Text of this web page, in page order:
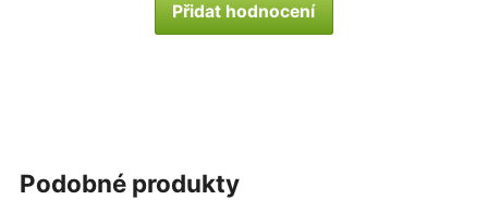
Přidat hodnocení
podobné produkty